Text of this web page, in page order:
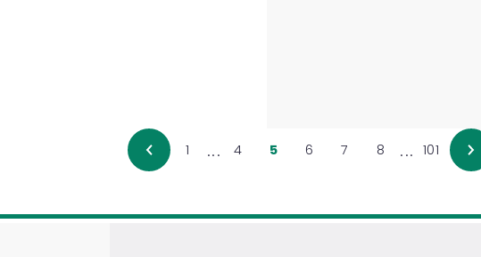
1 ... 4 5 6 7 8 ... 101